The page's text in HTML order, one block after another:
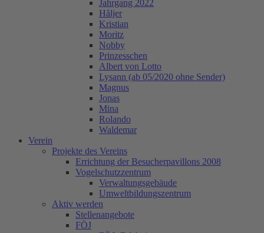
Jahrgang 2022
Håljer
Kristian
Moritz
Nobby
Prinzesschen
Albert von Lotto
Lysann (ab 05/2020 ohne Sender)
Magnus
Jonas
Mina
Rolando
Waldemar
Verein
Projekte des Vereins
Errichtung der Besucherpavillons 2008
Vogelschutzzentrum
Verwaltungsgebäude
Umweltbildungszentrum
Aktiv werden
Stellenangebote
FÖJ